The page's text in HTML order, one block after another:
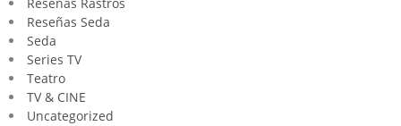
Reseñas Rastros
Reseñas Seda
Seda
Series TV
Teatro
TV & CINE
Uncategorized